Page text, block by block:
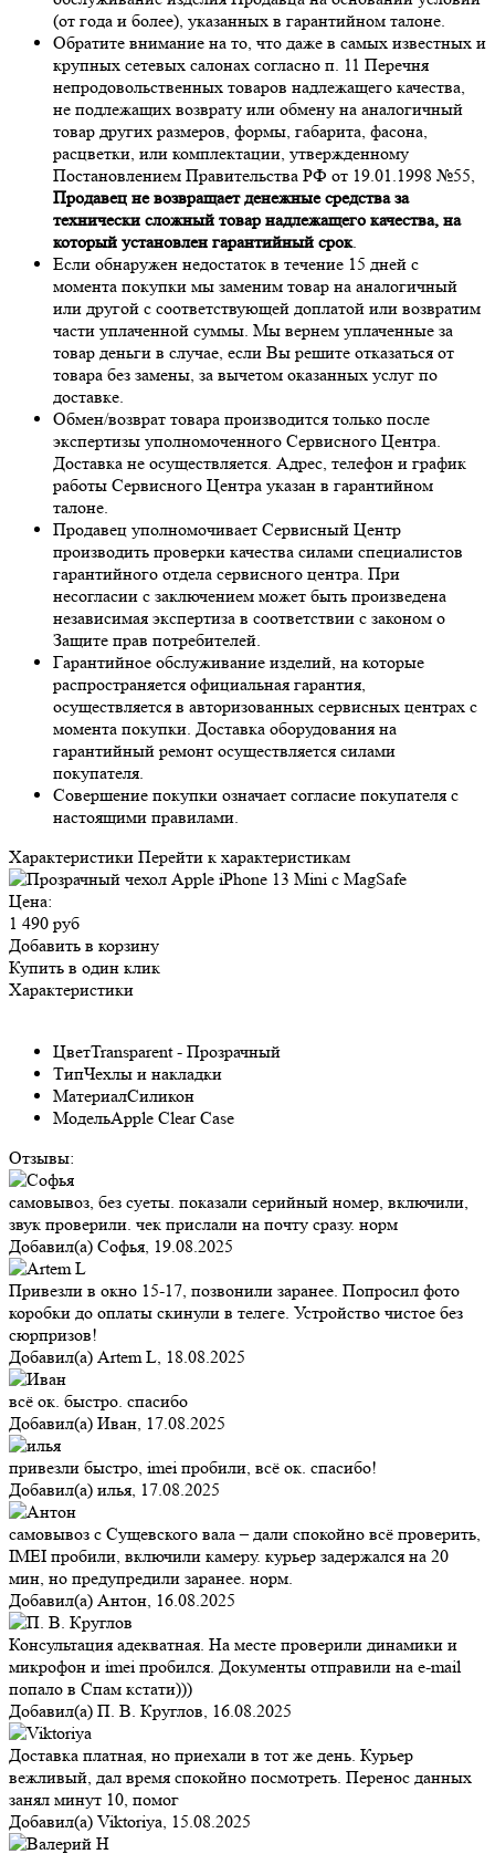
(от года и более), указанных в гарантийном талоне.
Обратите внимание на то, что даже в самых известных и
крупных сетевых салонах согласно п. 11 Перечня
непродовольственных товаров надлежащего качества,
не подлежащих возврату или обмену на аналогичный
товар других размеров, формы, габарита, фасона,
расцветки, или комплектации, утвержденному
Постановлением Правительства РФ от 19.01.1998 №55,
Продавец не возвращает денежные средства за
технически сложный товар надлежащего качества, на
который установлен гарантийный срок.
Если обнаружен недостаток в течение 15 дней с
момента покупки мы заменим товар на аналогичный
или другой с соответствующей доплатой или возвратим
части уплаченной суммы. Мы вернем уплаченные за
товар деньги в случае, если Вы решите отказаться от
товара без замены, за вычетом оказанных услуг по
доставке.
Обмен/возврат товара производится только после
экспертизы уполномоченного Сервисного Центра.
Доставка не осуществляется. Адрес, телефон и график
работы Сервисного Центра указан в гарантийном
талоне.
Продавец уполномочивает Сервисный Центр
производить проверки качества силами специалистов
гарантийного отдела сервисного центра. При
несогласии с заключением может быть произведена
независимая экспертиза в соответствии с законом о
Защите прав потребителей.
Гарантийное обслуживание изделий, на которые
распространяется официальная гарантия,
осуществляется в авторизованных сервисных центрах с
момента покупки. Доставка оборудования на
гарантийный ремонт осуществляется силами
покупателя.
Совершение покупки означает согласие покупателя с
настоящими правилами.
Характеристики Перейти к характеристикам
Цена:
1 490 руб
Добавить в корзину
Купить в один клик
Характеристики
ЦветTransparent - Прозрачный
ТипЧехлы и накладки
МатериалСиликон
МодельApple Clear Case
Отзывы:
самовывоз, без суеты. показали серийный номер, включили,
звук проверили. чек прислали на почту сразу. норм
Добавил(а) Софья, 19.08.2025
Привезли в окно 15-17, позвонили заранее. Попросил фото
коробки до оплаты скинули в телеге. Устройство чистое без
сюрпризов!
Добавил(а) Artem L, 18.08.2025
всё ок. быстро. спасибо
Добавил(а) Иван, 17.08.2025
привезли быстро, imei пробили, всё ок. спасибо!
Добавил(а) илья, 17.08.2025
самовывоз с Сущевского вала – дали спокойно всё проверить,
IMEI пробили, включили камеру. курьер задержался на 20
мин, но предупредили заранее. норм.
Добавил(а) Антон, 16.08.2025
Консультация адекватная. На месте проверили динамики и
микрофон и imei пробился. Документы отправили на e-mail
попало в Спам кстати)))
Добавил(а) П. В. Круглов, 16.08.2025
Доставка платная, но приехали в тот же день. Курьер
вежливый, дал время спокойно посмотреть. Перенос данных
занял минут 10, помог
Добавил(а) Viktoriya, 15.08.2025